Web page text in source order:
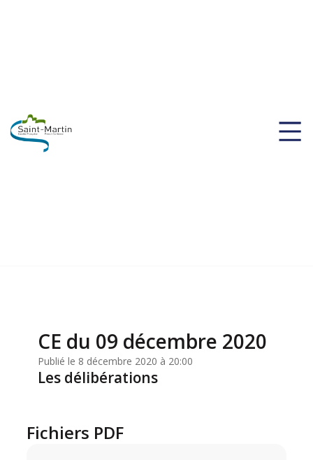
CE du 09 décembre 2020
Publié le 8 décembre 2020 à 20:00
Les délibérations
Fichiers PDF